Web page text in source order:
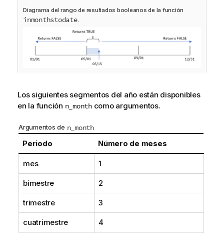
Diagrama del rango de resultados booleanos de la función
inmonthstodate.
Los siguientes segmentos del año están disponibles
en la función n_monthcomo argumentos.
Argumentos de n_month
Periodo Número de meses
mes 1
bimestre 2
trimestre 3
cuatrimestre 4